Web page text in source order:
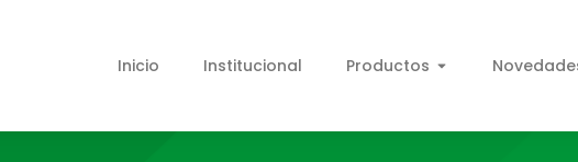
Inicio Institucional Productos